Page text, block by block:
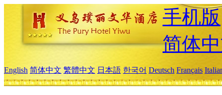
手机版
简体
English 简体中文 繁體中文 日本語 한국어 Deutsch Français